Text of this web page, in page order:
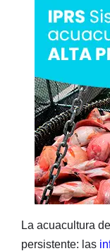
La acuacultura
persistente: las